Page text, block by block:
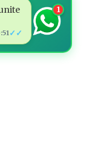
✓✓
1